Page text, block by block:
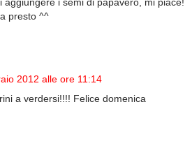
presto ^^
2012 alle ore 11:14
a verdersi!!!! Felice domenica